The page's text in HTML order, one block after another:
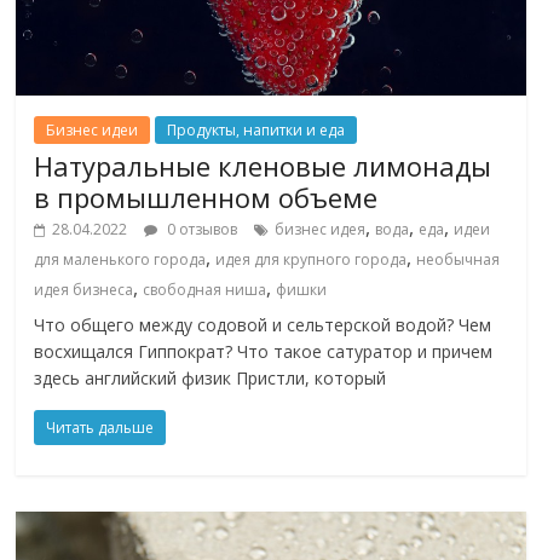
Бизнес идеи Продукты, напитки и еда
Натуральные кленовые лимонады
в промышленном объеме
28.04.2022 0 отзывов бизнес идея, вода, еда, идеи
для маленького города, идея для крупного города, необычная
идея бизнеса, свободная ниша, фишки
Что общего между содовой и сельтерской водой? Чем
восхищался Гиппократ? Что такое сатуратор и причем
здесь английский физик Пристли, который
Читать дальше